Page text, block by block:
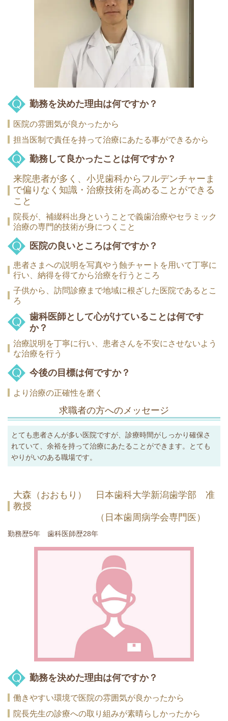
勤務を決めた理由は何ですか？
医院の雰囲気が良かったから
担当医制で責任を持って治療にあたる事ができるから
勤務して良かったことは何ですか？
来院患者が多く、小児歯科からフルデンチャーま
で偏りなく知識・治療技術を高めることができる
こと
院長が、補綴科出身ということで義歯治療やセラミック
治療の専門的技術が身につくこと
医院の良いところは何ですか？
患者さまへの説明を写真やう蝕チャートを用いて丁寧に
行い、納得を得てから治療を行うところ
子供から、訪問診療まで地域に根ざした医院であるとこ
ろ
歯科医師として心がけていることは何です
か？
治療説明を丁寧に行い、患者さんを不安にさせないよう
な治療を行う
今後の目標は何ですか？
より治療の正確性を磨く
求職者の方へのメッセージ
とても患者さんが多い医院ですが、診療時間がしっかり確保さ
れていて、余裕を持って治療にあたることができます。とても
やりがいのある職場です。
大森（おおもり） 日本歯科大学新潟歯学部 准
教授
（日本歯周病学会専門医）
勤務歴5年 歯科医師歴28年
勤務を決めた理由は何ですか？
働きやすい環境で医院の雰囲気が良かったから
院長先生の診療への取り組みが素晴らしかったから